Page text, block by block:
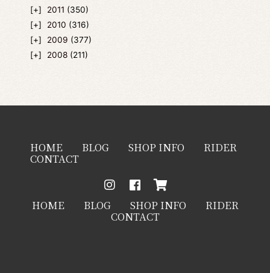
2011 (350)
2010 (316)
2009 (377)
2008 (211)
HOME BLOG SHOP INFO RIDER
CONTACT
HOME BLOG SHOP INFO RIDER
CONTACT